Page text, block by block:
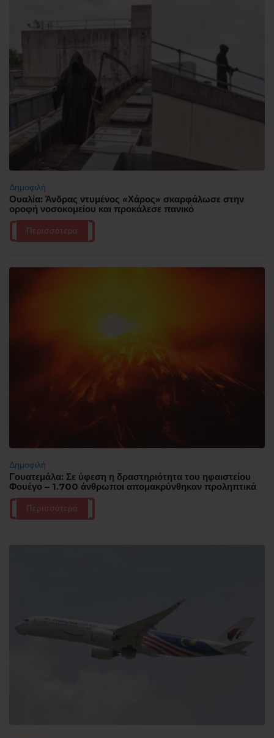
Δημοφιλή
Ουαλία: Άνδρας ντυμένος «Χάρος» σκαρφάλωσε στην
οροφή νοσοκομείου και προκάλεσε πανικό
Περισσότερα
Δημοφιλή
Γουατεμάλα: Σε ύφεση η δραστηριότητα του ηφαιστείου
Φουέγο – 1.700 άνθρωποι απομακρύνθηκαν προληπτικά
Περισσότερα